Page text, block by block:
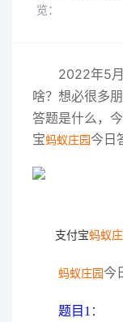
览：
2022年5
啥？想必很多
答题是什么，
宝蚂蚁庄园今日
支付宝蚂蚁
蚂蚁庄园今
题目1 ：